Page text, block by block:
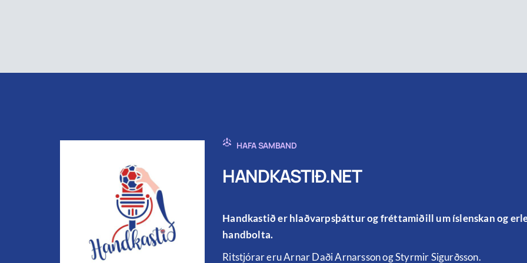
HAFA SAMBAND
HANDKASTIÐ.NET
Handkastið er hlaðvarpsþáttur og fréttamiðill um íslenskan og
handbolta.
Ritstjórar eru Arnar Daði Arnarsson og Styrmir Sigurðsson.